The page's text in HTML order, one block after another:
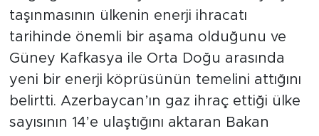
taşınmasının ülkenin enerji ihracatı
tarihinde önemli bir aşama olduğunu ve
Güney Kafkasya ile Orta Doğu arasında
yeni bir enerji köprüsünün temelini attığını
belirtti. Azerbaycan’ın gaz ihraç ettiği ülke
sayısının 14’e ulaştığını aktaran Bakan